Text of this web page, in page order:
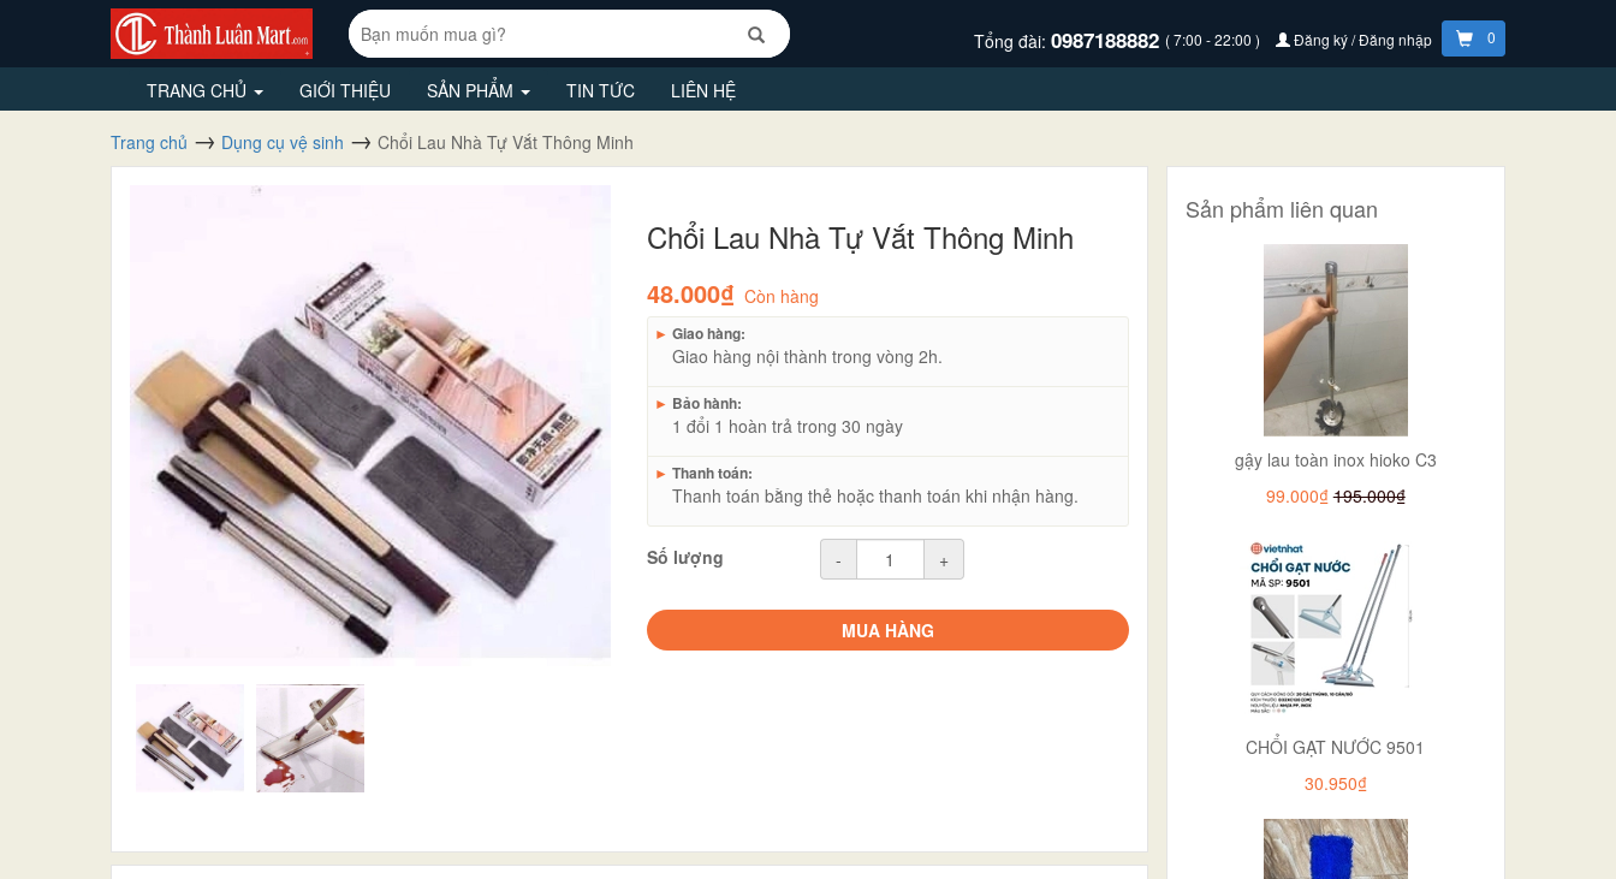
Tổng đài: 0987188882 ( 7:00 - 22:00 ) Đăng ký / Đăng nhập 0
TRANG CHỦ GIỚI THIỆU SẢN PHẨM TIN TỨC LIÊN HỆ
Trang chủ Dụng cụ vệ sinh Chổi Lau Nhà Tự Vắt Thông Minh
Chổi Lau Nhà Tự Vắt Thông Minh
48.000₫ Còn hàng
► Giao hàng:
Giao hàng nội thành trong vòng 2h.
► Bảo hành:
1 đổi 1 hoàn trả trong 30 ngày
► Thanh toán:
Thanh toán bằng thẻ hoặc thanh toán khi nhận hàng.
Số lượng - +
MUA HÀNG
Sản phẩm liên quan
gậy lau toàn inox hioko C3
99.000₫ 195.000₫
CHỔI GẠT NƯỚC 9501
30.950₫